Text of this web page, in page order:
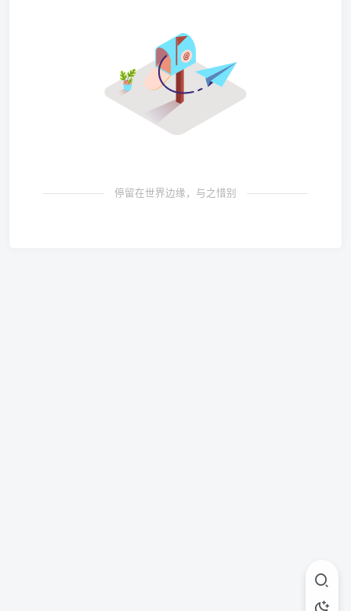
停留在世界边缘，与之惜别